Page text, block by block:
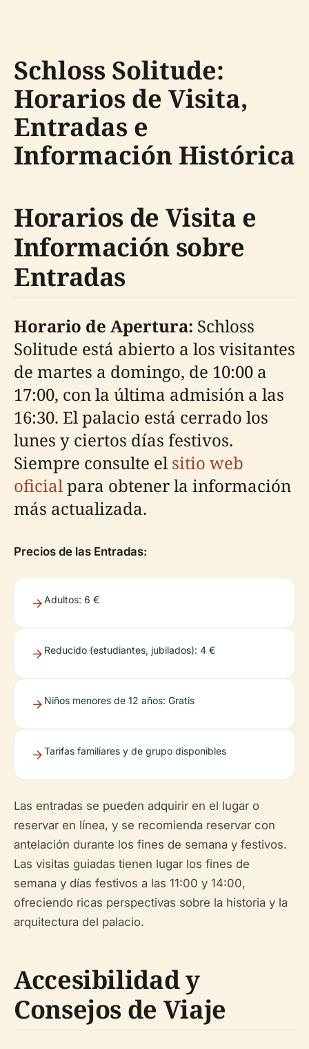
Schloss Solitude:
Horarios de Visita,
Entradas e
Información Histórica
Horarios de Visita e
Información sobre
Entradas
Horario de Apertura: Schloss
Solitude está abierto a los visitantes
de martes a domingo, de 10:00 a
17:00, con la última admisión a las
16:30. El palacio está cerrado los
lunes y ciertos días festivos.
Siempre consulte elsitio web
oficialpara obtener la información
más actualizada.
Precios de las Entradas:
Adultos: 6 €
Reducido (estudiantes, jubilados): 4 €
Niños menores de 12 años: Gratis
Tarifas familiares y de grupo disponibles
Las entradas se pueden adquirir en el lugar o
reservar en línea, y se recomienda reservar con
antelación durante los fines de semana y festivos.
Las visitas guiadas tienen lugar los fines de
semana y días festivos a las 11:00 y 14:00,
ofreciendo ricas perspectivas sobre la historia y la
arquitectura del palacio.
Accesibilidad y
Consejos de Viaje